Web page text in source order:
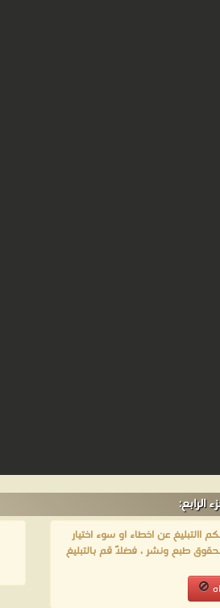
الرابع:
عن اخطاء او سوء اختيار
طبع ونشر ، فضلاً قم بالتبليغ